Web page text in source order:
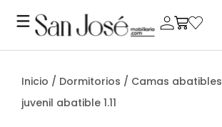
Inicio / Dormitorios / Camas abatibles
juvenil abatible 1.11